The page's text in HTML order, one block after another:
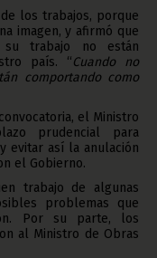
los trabajos, porque
imagen, y afirmó que
su trabajo no están
país. “Cuando no
comportando como
el Ministro
prudencial para
evitar así la anulación
el Gobierno.
trabajo de algunas
problemas que
Por su parte, los
al Ministro de Obras